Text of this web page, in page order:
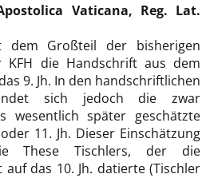
Vaticana, Reg. Lat.
dem Großteil der bisherigen
KFH die Handschrift aus dem
9. Jh. In den handschriftlichen
sich jedoch die zwar
wesentlich später geschätzte
11. Jh. Dieser Einschätzung
These Tischlers, der die
das 10. Jh. datierte (Tischler